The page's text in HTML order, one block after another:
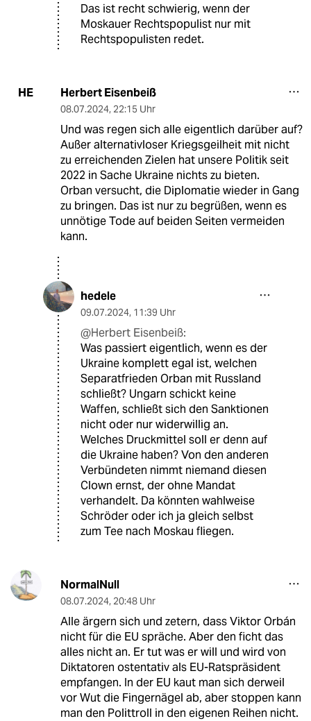
Das ist recht schwierig, wenn der
Moskauer Rechtspopulist nur mit
Rechtspopulisten redet.
HE Herbert Eisenbeiß
08.07.2024, 22:15 Uhr
Und was regen sich alle eigentlich darüber auf?
Außer alternativloser Kriegsgeilheit mit nicht
zu erreichenden Zielen hat unsere Politik seit
2022 in Sache Ukraine nichts zu bieten.
Orban versucht, die Diplomatie wieder in Gang
zu bringen. Das ist nur zu begrüßen, wenn es
unnötige Tode auf beiden Seiten vermeiden
kann.
hedele
09.07.2024, 11:39 Uhr
@Herbert Eisenbeiß:
Was passiert eigentlich, wenn es der
Ukraine komplett egal ist, welchen
Separatfrieden Orban mit Russland
schließt? Ungarn schickt keine
Waffen, schließt sich den Sanktionen
nicht oder nur widerwillig an.
Welches Druckmittel soll er denn auf
die Ukraine haben? Von den anderen
Verbündeten nimmt niemand diesen
Clown ernst, der ohne Mandat
verhandelt. Da könnten wahlweise
Schröder oder ich ja gleich selbst
zum Tee nach Moskau fliegen.
NormalNull
08.07.2024, 20:48 Uhr
Alle ärgern sich und zetern, dass Viktor Orbán
nicht für die EU spräche. Aber den ficht das
alles nicht an. Er tut was er will und wird von
Diktatoren ostentativ als EU-Ratspräsident
empfangen. In der EU kaut man sich derweil
vor Wut die Fingernägel ab, aber stoppen kann
man den Polittroll in den eigenen Reihen nicht.